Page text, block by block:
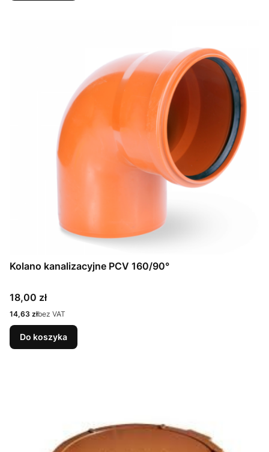
Kolano kanalizacyjne PCV 160/90°
Cena
18,00 zł
Cena
14,63 złbez VAT
Do koszyka